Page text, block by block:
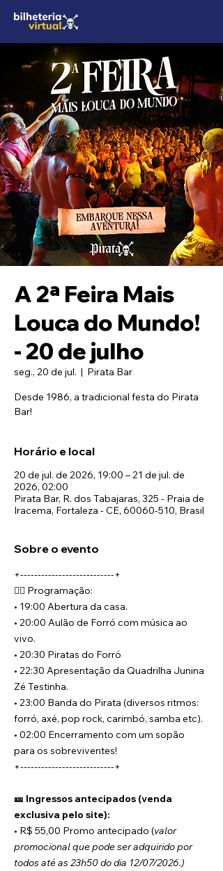
A 2ª Feira Mais
Louca do Mundo!
- 20 de julho
seg., 20 de jul.
  |
Pirata Bar
Desde 1986, a tradicional festa do Pirata
Bar!
Horário e local
20 de jul. de 2026, 19:00 – 21 de jul. de
2026, 02:00
Pirata Bar, R. dos Tabajaras, 325 - Praia de
Iracema, Fortaleza - CE, 60060-510, Brasil
Sobre o evento
+---------------------------+
🏴‍☠️ Programação:
• 19:00 Abertura da casa.
• 20:00 Aulão de Forró com música ao
vivo.
• 20:30 Piratas do Forró
• 22:30 Apresentação da Quadrilha Junina
Zé Testinha.
• 23:00 Banda do Pirata (diversos ritmos:
forró, axé, pop rock, carimbó, samba etc).
• 02:00 Encerramento com um sopão
para os sobreviventes!
+---------------------------+
🎫 Ingressos antecipados (venda
exclusiva pelo site):
• R$ 55,00 Promo antecipado (valor
promocional que pode ser adquirido por
todos até as 23h50 do dia 12/07/2026.)